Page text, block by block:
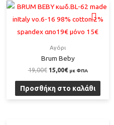
Αγόρι
Brum Beby
19,00€ 15,00€ με ΦΠΑ
Προσθήκη στο καλάθι